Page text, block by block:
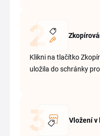
Klikni na tlačítko
uložila do schránky
Vložení v